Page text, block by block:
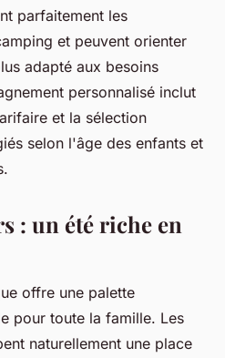
parfaitement les
et peuvent orienter
adapté aux besoins
personnalisé inclut
et la sélection
selon l'âge des enfants et
: un été riche en
offre une palette
pour toute la famille. Les
naturellement une place